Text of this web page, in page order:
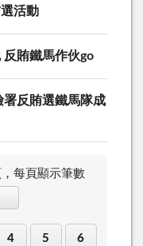
活動
賄鐵馬作伙go
署反賄選鐵馬隊成
每頁顯示筆數
4 5 6